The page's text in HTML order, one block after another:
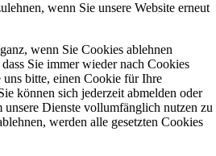
wenn Sie unsere Website erneut
wenn Sie Cookies ablehnen
Sie immer wieder nach Cookies
uns bitte, einen Cookie für Ihre
können sich jederzeit abmelden oder
unsere Dienste vollumfänglich nutzen zu
werden alle gesetzten Cookies